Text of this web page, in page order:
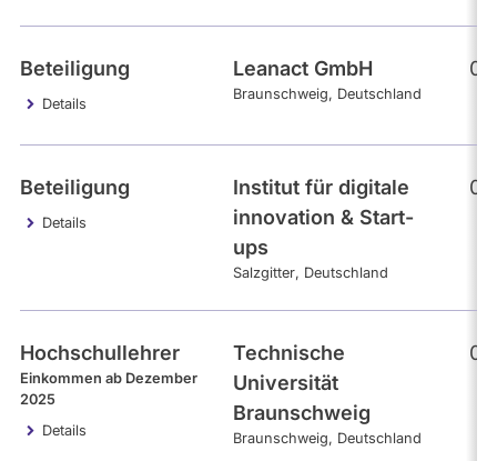
Beteiligung
Details
Leanact GmbH
Braunschweig Deutschland
Beteiligung
Details
Institut für digitale
innovation & Start-
ups
Salzgitter Deutschland
Hochschullehrer
Einkommen ab Dezember
2025
Details
Technische
Universität
Braunschweig
Braunschweig Deutschland